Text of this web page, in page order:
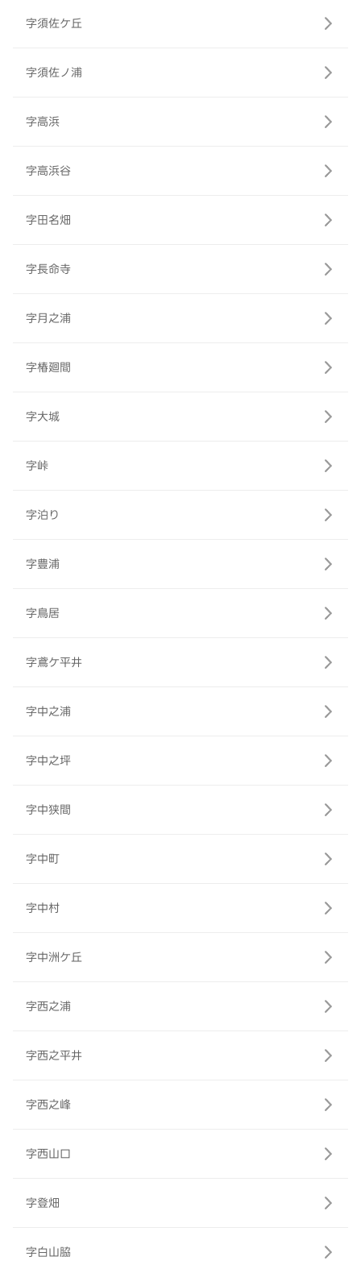
字須佐ケ丘
字須佐ノ浦
字高浜
字高浜谷
字田名畑
字長命寺
字月之浦
字椿廻間
字大城
字峠
字泊り
字豊浦
字鳥居
字鳶ケ平井
字中之浦
字中之坪
字中狭間
字中町
字中村
字中洲ケ丘
字西之浦
字西之平井
字西之峰
字西山口
字登畑
字白山脇